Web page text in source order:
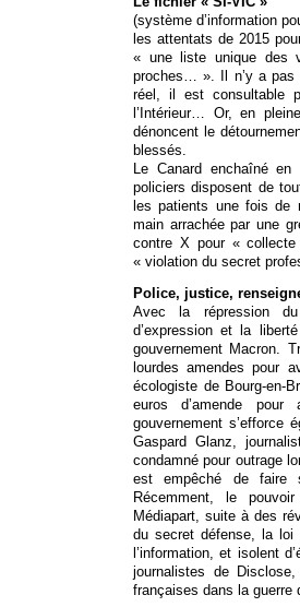
(système d’information
les attentats de 2015
« une liste unique des
proches… ». Il n’y a pas
réel, il est consultable
l’Intérieur… Or, en
dénoncent le
blessés.
Le Canard enchaîné
policiers disposent de
les patients une fois de
main arrachée par une
contre X pour «
« violation du secret
Police, justice,
Avec la répression
d’expression et la
gouvernement Macron.
lourdes amendes pour
écologiste de Bourg-en-
euros d’amende
gouvernement s’efforce
Gaspard Glanz,
condamné pour outrage
est empêché de faire
Récemment, le
Médiapart, suite à des
du secret défense, la loi
l’information, et isolent
journalistes de
françaises dans la guerre